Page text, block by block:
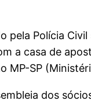
Polícia
a casa de
MP-SP
dos